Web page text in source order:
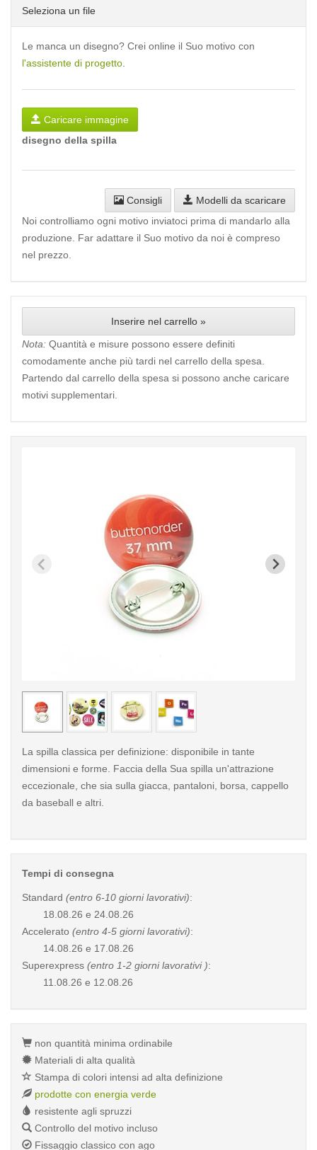
Seleziona un file
Le manca un disegno? Crei online il Suo motivo con
l'assistente di progetto
Caricare immagine
disegno della spilla
Consigli
Modelli da scaricare
Noi controlliamo ogni motivo inviatoci prima di mandarlo alla
produzione. Far adattare il Suo motivo da noi è compreso
nel prezzo.
Inserire nel carrello »
Nota: Quantità e misure possono essere definiti
comodamente anche più tardi nel carrello della spesa.
Partendo dal carrello della spesa si possono anche caricare
motivi supplementari.
< /picture>
La spilla classica per definizione: disponibile in tante
dimensioni e forme. Faccia della Sua spilla un'attrazione
eccezionale, che sia sulla giacca, pantaloni, borsa, cappello
da baseball e altri.
Tempi di consegna
Standard (entro 6-10 giorni lavorativi):
18.08.26 e 24.08.26
Accelerato (entro 4-5 giorni lavorativi):
14.08.26 e 17.08.26
Superexpress (entro 1-2 giorni lavorativi ):
11.08.26 e 12.08.26
non quantità minima ordinabile
Materiali di alta qualità
Stampa di colori intensi ad alta definizione
prodotte con energia verde
resistente agli spruzzi
Controllo del motivo incluso
Fissaggio classico con ago